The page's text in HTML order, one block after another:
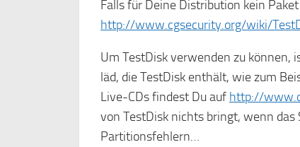
Falls für Deine Distribution kein
http://www.cgsecurity.org/wiki/
Um TestDisk verwenden zu können,
läd, die TestDisk enthält, wie zum
Live-CDs findest Du auf http://
von TestDisk nichts bringt, wenn
Partitionsfehlern…